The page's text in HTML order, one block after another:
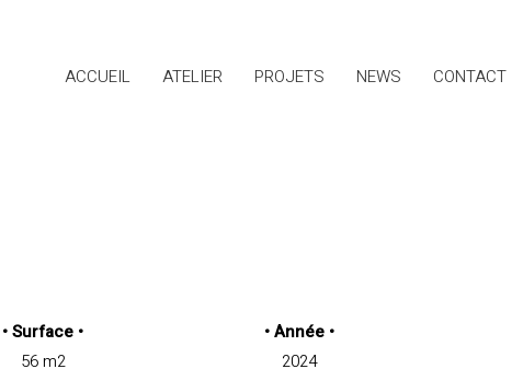
ACCUEIL ATELIER PROJETS NEWS CONTACT
•Surface •
56 m2
•Année •
2024